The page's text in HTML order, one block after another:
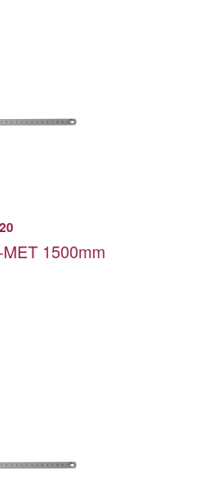
1500mm